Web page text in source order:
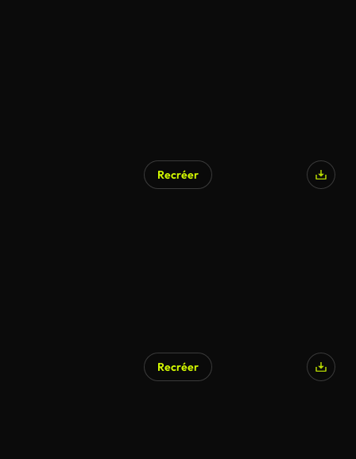
Recréer
Recréer